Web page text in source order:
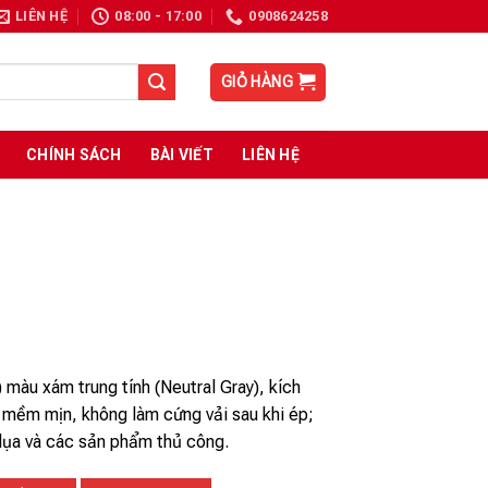
LIÊN HỆ 08:00 - 17:00 0908624258
GIỎ HÀNG
CHÍNH SÁCH BÀI VIẾT LIÊN HỆ
xám trung tính (Neutral Gray), kích
mịn, không làm cứng vải sau khi ép;
và các sản phẩm thủ công.